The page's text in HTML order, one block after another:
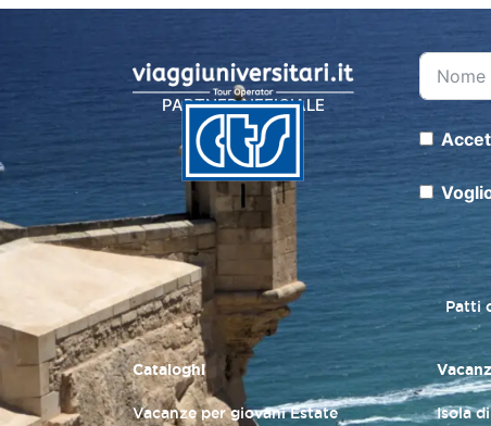
PARTNER UFFICIALE
Patti
Cataloghi
Vacanze per giovani Estate Isola